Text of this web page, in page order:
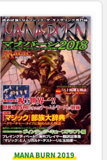
￥18,000
117/080 MUR
￥17,000
099/100 SR
￥17,000
ヒビキのホウオウex
SV9a 086/063 SAR
￥17,000
メガダークライex M5
114/081 SAR
￥16,000
ゼクロムex SV11B
169/086 SAR
￥16,000
メガカイリューex
M2a 246/193 SAR
￥15,000
ギラティナVSTAR
S12a 261/172 UR
￥15,000
リーリエのピッピex
SV9 126/100 SAR
MANA BURN 2019